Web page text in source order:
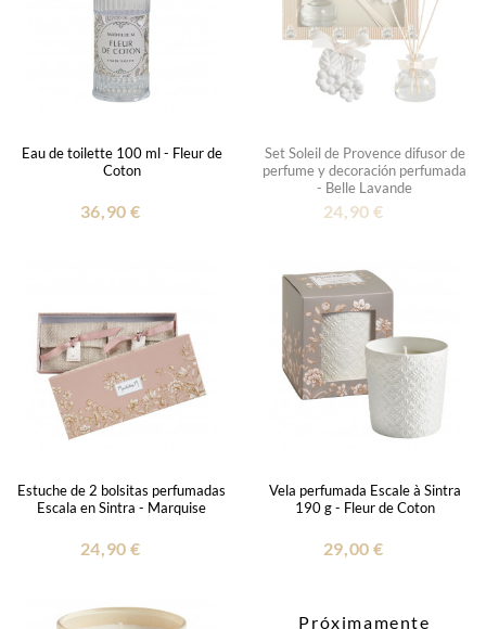
Eau de toilette 100 ml - Fleur de
Coton
36,90 €
Set Soleil de Provence difusor de
perfume y decoración perfumada
- Belle Lavande
24,90 €
Estuche de 2 bolsitas perfumadas
Escala en Sintra - Marquise
24,90 €
Vela perfumada Escale à Sintra
190 g - Fleur de Coton
29,00 €
Próximamente